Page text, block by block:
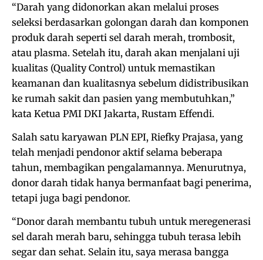
“Darah yang didonorkan akan melalui proses
seleksi berdasarkan golongan darah dan komponen
produk darah seperti sel darah merah, trombosit,
atau plasma. Setelah itu, darah akan menjalani uji
kualitas (Quality Control) untuk memastikan
keamanan dan kualitasnya sebelum didistribusikan
ke rumah sakit dan pasien yang membutuhkan,”
kata Ketua PMI DKI Jakarta, Rustam Effendi.
Salah satu karyawan PLN EPI, Riefky Prajasa, yang
telah menjadi pendonor aktif selama beberapa
tahun, membagikan pengalamannya. Menurutnya,
donor darah tidak hanya bermanfaat bagi penerima,
tetapi juga bagi pendonor.
“Donor darah membantu tubuh untuk meregenerasi
sel darah merah baru, sehingga tubuh terasa lebih
segar dan sehat. Selain itu, saya merasa bangga